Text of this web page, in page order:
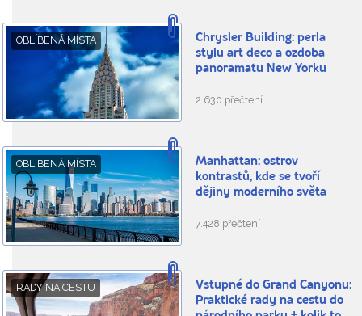
OBLÍBENÁ MÍSTA
Chrysler Building: perla
stylu art deco a ozdoba
panoramatu New Yorku
2.630 přečtení
OBLÍBENÁ MÍSTA
Manhattan: ostrov
kontrastů, kde se tvoří
dějiny moderního světa
7.428 přečtení
RADY NA CESTU
Vstupné do Grand Canyonu:
Praktické rady na cestu do